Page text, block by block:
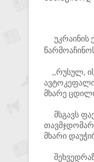
უკრაინის
,,რუსულ,
მხარე
მსგავს
მხარი